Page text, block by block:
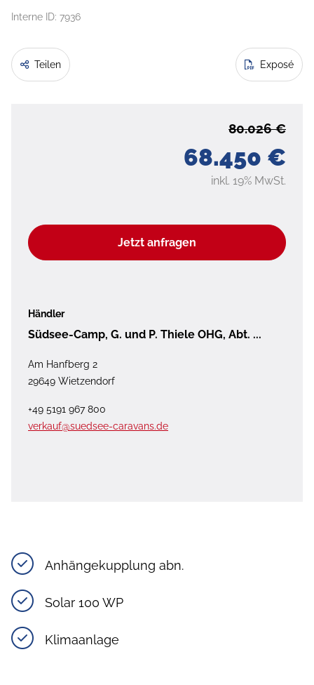
Interne ID: 7936
Teilen Exposé
68.450 €
80.026 €
inkl. 19% MwSt.
Jetzt anfragen
Händler
Südsee-Camp, G. und P. Thiele OHG, Abt. ...
Am Hanfberg 2
29649 Wietzendorf
+49 5191 967 800
verkauf@suedsee-caravans.de
Anhängekupplung abn.
Solar 100 WP
Klimaanlage